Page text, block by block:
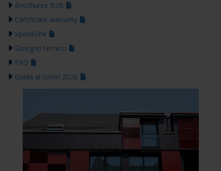
Brochures B2B
Certificate warranty
Specifiche
Disegno tecnico
FAQ
Guida ai colori 2026